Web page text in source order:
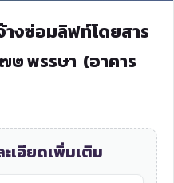
างซ่อมลิฟท์โดยสาร
๒ พรรษา (อาคาร
เอียดเพิ่มเติม